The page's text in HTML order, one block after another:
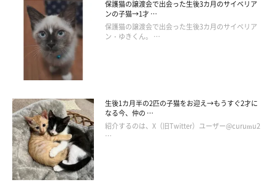
保護猫の譲渡会で出会った生後3カ月のサイベリア
ンの子猫→1才 …
保護猫の譲渡会で出会った生後3カ月のサイベリア
ン・ゆきくん。 …
生後1カ月半の2匹の子猫をお迎え→もうすぐ2才に
なる今、仲の …
紹介するのは、X（旧Twitter）ユーザー@curumu2
…